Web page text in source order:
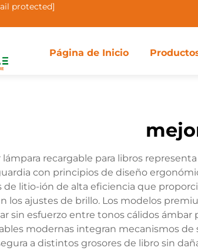
protected]
Página de Inicio
lámpara recargable para libros
con principios de diseño
de litio-ión de alta eficiencia que
los ajustes de brillo. Los modelos
sin esfuerzo entre tonos cálidos ámbar
modernas integran mecanismos
a distintos grosores de libro sin